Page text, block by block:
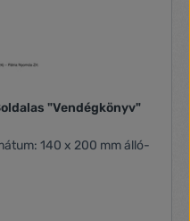
"Vendégkönyv"
140 x 200 mm álló-